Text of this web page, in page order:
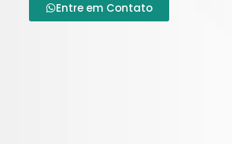
Entre em Contato